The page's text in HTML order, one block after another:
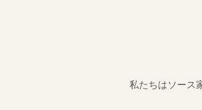
私たちはソース